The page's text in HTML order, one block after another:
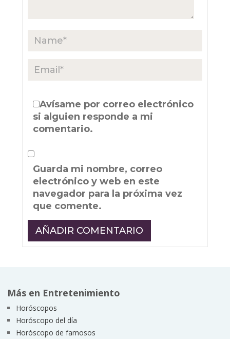
Avísame por correo electrónico
si alguien responde a mi
comentario.
Guarda mi nombre, correo
electrónico y web en este
navegador para la próxima vez
que comente.
Más en Entretenimiento
Horóscopos
Horóscopo del día
Horóscopo de famosos